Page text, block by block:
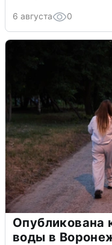
6 августа 0
Опубликована
воды в